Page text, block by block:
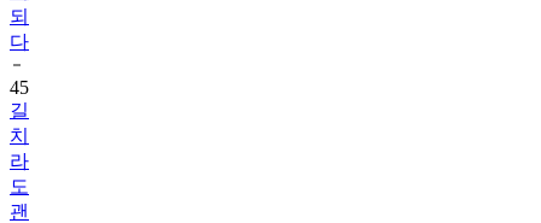
되
다
45
길
치
라
도
괜